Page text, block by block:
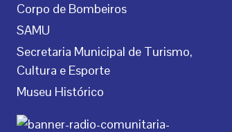
Corpo de Bombeiros
SAMU
Secretaria Municipal de Turismo,
Cultura e Esporte
Museu Histórico